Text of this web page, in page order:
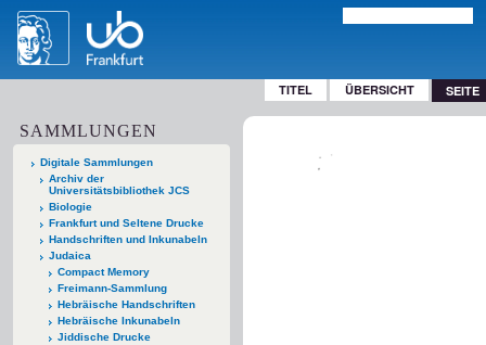
TITEL ÜBERSICHT SEITE
SAMMLUNGEN
Digitale Sammlungen
Archiv der
Universitätsbibliothek JCS
Biologie
Frankfurt und Seltene Drucke
Handschriften und Inkunabeln
Judaica
Compact Memory
Freimann-Sammlung
Hebräische Handschriften
Hebräische Inkunabeln
Jiddische Drucke